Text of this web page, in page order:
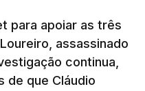
para apoiar as três
assassinado
continua,
de que Cláudio